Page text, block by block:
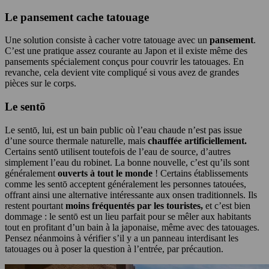
Le pansement cache tatouage
Une solution consiste à cacher votre tatouage avec un pansement.
C’est une pratique assez courante au Japon et il existe même des
pansements spécialement conçus pour couvrir les tatouages. En
revanche, cela devient vite compliqué si vous avez de grandes
pièces sur le corps.
Le sentō
Le sentō, lui, est un bain public où l’eau chaude n’est pas issue
d’une source thermale naturelle, mais chauffée artificiellement.
Certains sentō utilisent toutefois de l’eau de source, d’autres
simplement l’eau du robinet. La bonne nouvelle, c’est qu’ils sont
généralement ouverts à tout le monde ! Certains établissements
comme les sentō acceptent généralement les personnes tatouées,
offrant ainsi une alternative intéressante aux onsen traditionnels. Ils
restent pourtant moins fréquentés par les touristes, et c’est bien
dommage : le sentō est un lieu parfait pour se mêler aux habitants
tout en profitant d’un bain à la japonaise, même avec des tatouages.
Pensez néanmoins à vérifier s’il y a un panneau interdisant les
tatouages ou à poser la question à l’entrée, par précaution.